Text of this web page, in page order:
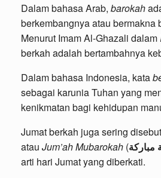
Dalam bahasa Arab, barokah
berkembangnya atau bermakna
Menurut Imam Al-Ghazali dalam
berkah adalah bertambahnya
Dalam bahasa Indonesia, kata
sebagai karunia Tuhan yang
kenikmatan bagi kehidupan
Jumat berkah juga sering disebut
atau Jum’ah Mubarokah (مباركة
arti hari Jumat yang diberkati.